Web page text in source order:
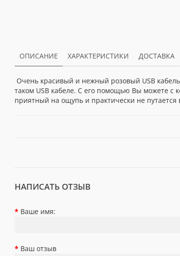
ОПИСАНИЕ ХАРАКТЕРИСТИКИ ДОСТАВКА
Очень красивый и нежный розовый USB
таком USB кабеле. С его помощью Вы можете с
приятный на ощупь и практически не путается
НАПИСАТЬ ОТЗЫВ
Ваше имя:
Ваш отзыв